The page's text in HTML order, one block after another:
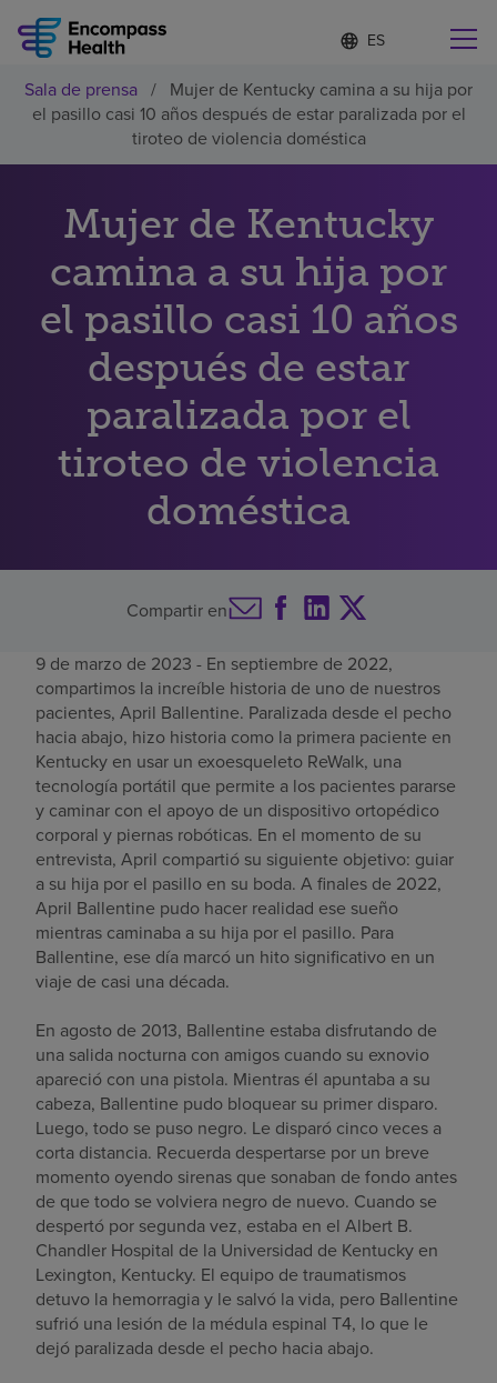
Lista
de
idiomas
contraída
d
o
m
a
e
c
c
o
n
d
Encuentre una localidad cerca de usted
Por qué debe elegirnos
Servicios de rehabilitación
Pacientes y cuidadores
Recursos de salud
Acerca de nosotros
Empleos
Pagar mi factura
Sala de prensa / Mujer de Kentucky camina a su hija por
el pasillo casi 10 años después de estar paralizada por el
tiroteo de violencia doméstica
Mujer de Kentucky
camina a su hija por
el pasillo casi 10 años
después de estar
paralizada por el
tiroteo de violencia
doméstica
Compartir en
9 de marzo de 2023 - En septiembre de 2022,
compartimos la increíble historia de uno de nuestros
pacientes, April Ballentine. Paralizada desde el pecho
hacia abajo, hizo historia como la primera paciente en
Kentucky en usar un exoesqueleto ReWalk, una
tecnología portátil que permite a los pacientes pararse
y caminar con el apoyo de un dispositivo ortopédico
corporal y piernas robóticas. En el momento de su
entrevista, April compartió su siguiente objetivo: guiar
a su hija por el pasillo en su boda. A finales de 2022,
April Ballentine pudo hacer realidad ese sueño
mientras caminaba a su hija por el pasillo. Para
Ballentine, ese día marcó un hito significativo en un
viaje de casi una década.
En agosto de 2013, Ballentine estaba disfrutando de
una salida nocturna con amigos cuando su exnovio
apareció con una pistola. Mientras él apuntaba a su
cabeza, Ballentine pudo bloquear su primer disparo.
Luego, todo se puso negro. Le disparó cinco veces a
corta distancia. Recuerda despertarse por un breve
momento oyendo sirenas que sonaban de fondo antes
de que todo se volviera negro de nuevo. Cuando se
despertó por segunda vez, estaba en el Albert B.
Chandler Hospital de la Universidad de Kentucky en
Lexington, Kentucky. El equipo de traumatismos
detuvo la hemorragia y le salvó la vida, pero Ballentine
sufrió una lesión de la médula espinal T4, lo que le
dejó paralizada desde el pecho hacia abajo.